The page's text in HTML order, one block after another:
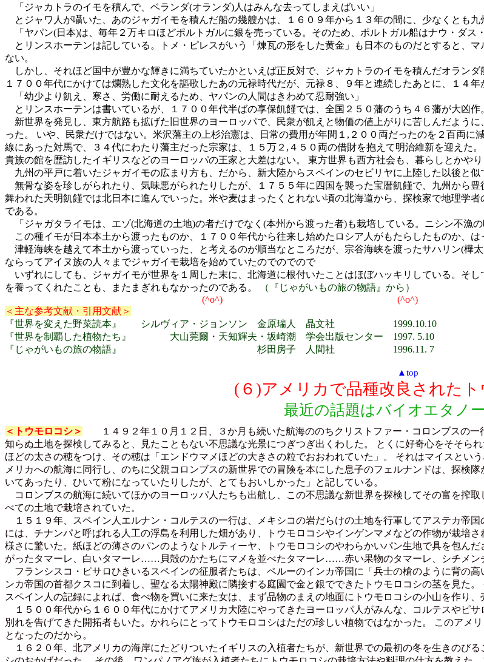
「ジャカトラのイモを積んで、ベランダ(オランダ)人はみんな去ってしまえばいい」
とジャワ人が囁いた、あのジャガイモを積んだ船の幾艘かは、１６０９年から１３年の間に、少なくとも九
「ヤパン(日本)は、毎年２万キロほどポルトガルに銀を売っている。そのため、ポルトガル船はナウ・ダス
とリンスホーテンは記している。トメ・ピレスがいう「煉瓦の形をした黄金」も日本のものだとすると、
ない。
しかし、それほど国中が豊かな輝きに満ちていたかといえば正反対で、ジャカトラのイモを積んだオラン
１７００年代にかけては爛熟した文化を謳歌したあの元禄時代だが、元禄８、９年と連続したあとに、１４
「幼少より飢え、寒さ、労働に耐えるため、ヤパンの人間はきわめて忍耐強い」
とリンスホーテンは書いているが、１７００年代半ばの享保飢饉では、全国２５０藩のうち４６藩が大凶
新世界を発見し、東方航路も拡げた旧世界のヨーロッパで、民衆が飢えと物価の値上がりに苦しんだよう
った。 いや、民衆だけではない。米沢藩主の上杉治憲は、日常の費用が年間１,２００両だったのを２百両に
線にあった対馬で、３４代にわたり藩主だった宗家は、１５万２,４５０両の借財を抱えて明治維新を迎えた
貴族の館を歴訪したイギリスなどのヨーロッパの王家と大差はない。 東方世界も西方社会も、暮らしとかや
九州の平戸に着いたジャガイモの広まり方も、だから、新大陸からスペインのセビリヤに上陸した以後と似
無骨な姿を珍しがられたり、気味悪がられたりしたが、１７５５年に四国を襲った宝暦飢饉で、九州から
舞われた天明飢饉では北日本に進んでいった。米や麦はまったくとれない頃の北海道から、探検家で地理学
である。
「ジャガタライモは、エゾ(北海道の土地)の者だけでなく(本州から渡った者)も栽培している。ニシン不漁
この種イモが日本本土から渡ったものか、１７００年代から往来し始めたロシア人がもたらしたものか、は
津軽海峡を越えて本土から渡っていった、と考えるのが順当なところだが、宗谷海峡を渡ったサハリン(樺
ならってアイヌ族の人々までジャガイモ栽培を始めていたのでのでので
いずれにしても、ジャガイモが世界を１周した末に、北海道に根付いたことはほぼハッキリしている。そ
を養ってくれたことも、またまぎれもなかったのである。
（『じゃがいもの旅の物語』から）
(^o^) (^o^)
＜主な参考文献・引用文献＞
『世界を変えた野菜読本』 シルヴィア・ジョンソン 金原瑞人 晶文社 1999.10.10
『世界を制覇した植物たち』 大山莞爾・天知輝夫・坂崎潮 学会出版センター 1997. 5.10
『じゃがいもの旅の物語』 杉田房子 人間社 1996.11. 7
▲top
(６)アメリカで品種改良された
最近の話題はバイオエタノ
＜トウモロコシ＞
１４９２年１０月１２日、３か月も続いた航海ののちクリストファー・コロンブスの
知らぬ土地を探検してみると、見たこともない不思議な光景につぎつぎ出くわした。 とくに好奇心をそそら
ほどの太さの穂をつけ、その穂は「エンドウマメほどの大きさの粒でおおわれていた」。 それはマイスとい
メリカへの航海に同行し、のちに父親コロンブスの新世界での冒険を本にした息子のフェルナンドは、探検
いてあったり、ひいて粉になっていたりしたが、とてもおいしかった」と記している。
コロンブスの航海に続いてほかのヨーロッパ人たちも出航し、この不思議な新世界を探検してその富を搾
べての土地で栽培されていた。
１５１９年、スペイン人エルナン・コルテスの一行は、メキシコの岩だらけの土地を行軍してアステカ帝
には、チナンパと呼ばれる人工の浮島を利用した畑があり、トウモロコシやインゲンマメなどの作物が栽培
様さに驚いた。紙ほどの薄さのパンのようなトルティーヤ、トウモロコシのやわらかいパン生地で具を包ん
がったタマーレ、白いタマーレ……貝殻のかたちにマメを並べたタマーレ……赤い果物のタマーレ、シチメン
フランシスコ・ピサロひきいるスペインの征服者たちは、ペルーのインカ帝国に「兵士の槍のように背の
ンカ帝国の首都クスコに到着し、聖なる太陽神殿に隣接する庭園で金と銀でできたトウモロコシの茎を見た
スペイン人の記録によれば、食べ物を買いに来た女は、まず品物のまえの地面にトウモロコシの小山を作り
１５００年代から１６００年代にかけてアメリカ大陸にやってきたヨーロッパ人がみんな、コルテスやピ
別れを告げてきた開拓者もいた。かれらにとってトウモロコシはただの珍しい植物ではなかった。 このアメ
となったのだから。
１６２０年、北アメリカの海岸にたどりついたイギリスの入植者たちが、新世界での最初の冬を生きのび